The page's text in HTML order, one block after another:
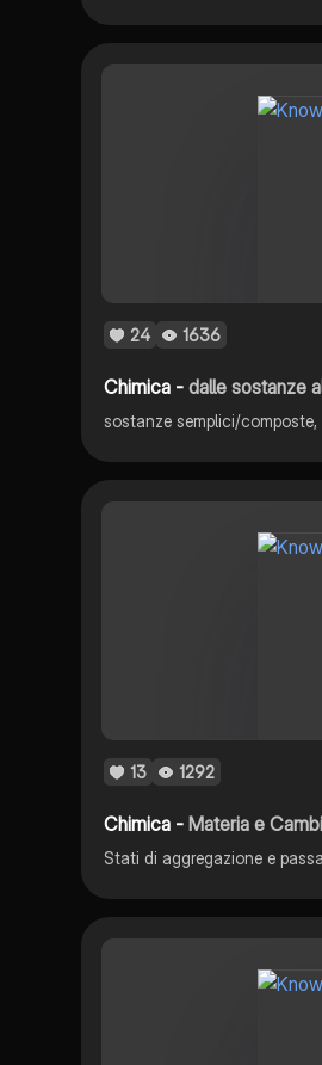
24 1636
Chimica -dalle sostanze
13 1292
Chimica -Materia e